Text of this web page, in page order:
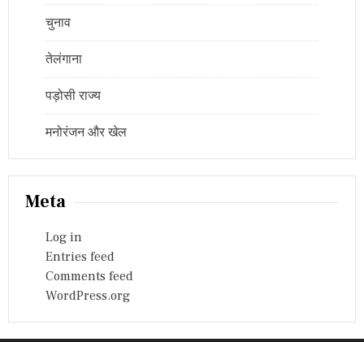
चुनाव
तेलंगाना
पड़ोसी राज्य
मनोरंजन और खेल
Meta
Log in
Entries feed
Comments feed
WordPress.org